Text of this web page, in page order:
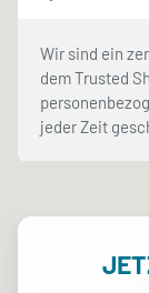
Wir sind ein
dem Trusted
jeder Zeit